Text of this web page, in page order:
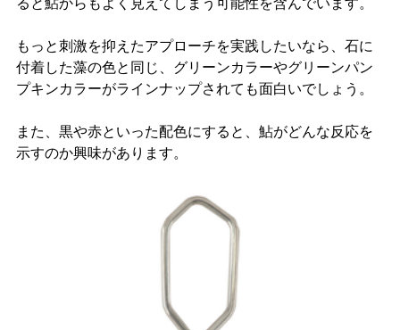
ると鮎からもよく見えてしまう可能性を含んでいます。
もっと刺激を抑えたアプローチを実践したいなら、石に
付着した藻の色と同じ、グリーンカラーやグリーンパン
プキンカラーがラインナップされても面白いでしょう。
また、黒や赤といった配色にすると、鮎がどんな反応を
示すのか興味があります。